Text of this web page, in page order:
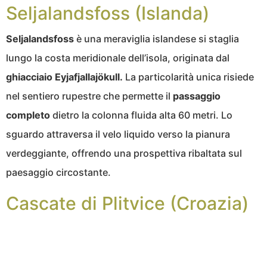
Seljalandsfoss (Islanda)
Seljalandsfoss è una meraviglia islandese si staglia
lungo la costa meridionale dell’isola, originata dal
ghiacciaio Eyjafjallajökull. La particolarità unica risiede
nel sentiero rupestre che permette il passaggio
completo dietro la colonna fluida alta 60 metri. Lo
sguardo attraversa il velo liquido verso la pianura
verdeggiante, offrendo una prospettiva ribaltata sul
paesaggio circostante.
Cascate di Plitvice (Croazia)